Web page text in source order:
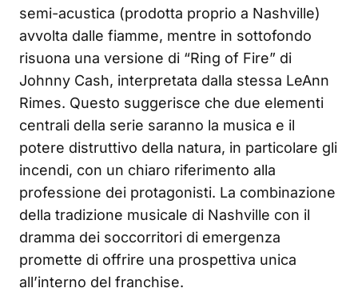
semi-acustica (prodotta proprio a Nashville)
avvolta dalle fiamme, mentre in sottofondo
risuona una versione di “Ring of Fire” di
Johnny Cash, interpretata dalla stessa LeAnn
Rimes. Questo suggerisce che due elementi
centrali della serie saranno la musica e il
potere distruttivo della natura, in particolare gli
incendi, con un chiaro riferimento alla
professione dei protagonisti. La combinazione
della tradizione musicale di Nashville con il
dramma dei soccorritori di emergenza
promette di offrire una prospettiva unica
all’interno del franchise.